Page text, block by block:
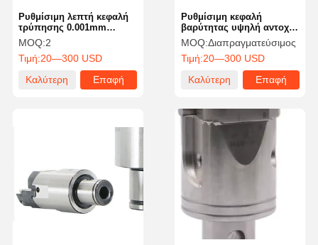
Ρυθμίσιμη λεπτή κεφαλή
τρύπησης 0.001mm
ακρίβεια με υψηλή
επαναληψιμότητα
MOQ:2
Τιμή:20—300 USD
Καλύτερη
Επαφή
Ρυθμίσιμη κεφαλή
βαρύτητας υψηλή αντοχή
για την
αυτοκινητοβιομηχανία
MOQ:Διαπραγματεύσιμος
Τιμή:20—300 USD
Καλύτερη
Επαφή